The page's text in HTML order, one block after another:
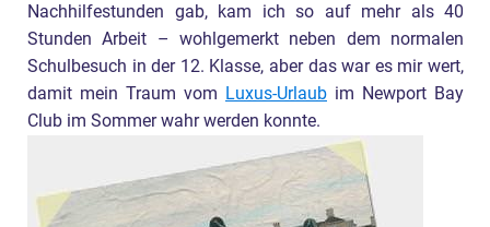
Nachhilfestunden gab, kam ich so auf mehr als 40
Stunden Arbeit – wohlgemerkt neben dem normalen
Schulbesuch in der 12. Klasse, aber das war es mir wert,
damit mein Traum vom
Luxus-Urlaub im Newport Bay
Club im Sommer wahr werden konnte.